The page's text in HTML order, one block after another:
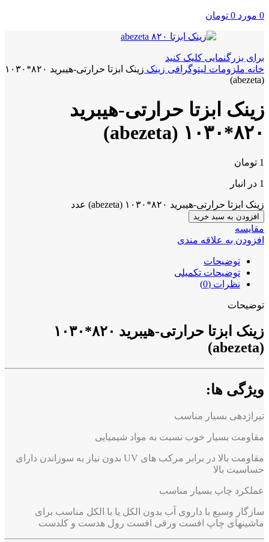
0 مورد 0 تومان
برای بزرگنمایی کلیک کنید
خانه ملزومات لیتوگرافی زینک
زینک ابزتا حرارتی-هیبرید ۸۲۰*۱۰۳۰
(abezeta)
زینک ابزتا حرارتی-هیبرید
۸۲۰*۱۰۳۰ (abezeta)
1 تومان
1 در انبار
زینک ابزتا حرارتی-هیبرید ۸۲۰*۱۰۳۰ (abezeta) عدد
افزودن به سبد خرید
مقايسه
افزودن به علاقه مندی
توضیحات
توضیحات تکمیلی
نظرات (0)
توضیحات
زینک ابزتا حرارتی-هیبرید ۸۲۰*۱۰۳۰
(abezeta)
ویژگی ها:
تیراژدهی بسیار مناسب
مقاومت بسیار خوب نسبت به مواد شیمیایی
مقاومت بالا در برابر مرکب های UV بدون نیاز به سوزاندن دارای
حساسیت بالا
عملکرد چاپ بسیار مناسب
سازگار وسیع با داروی آب بدون الکل یا با الکل مناسب برای
ماشینهای چاپ افست ورقی افست رول هدست و کلدست